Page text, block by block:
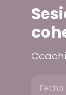
Fecha